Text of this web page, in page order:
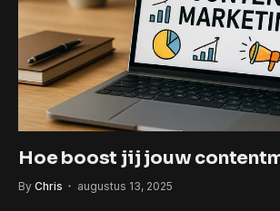
Hoe boost jij jouw
By Chris augustus 13, 2025